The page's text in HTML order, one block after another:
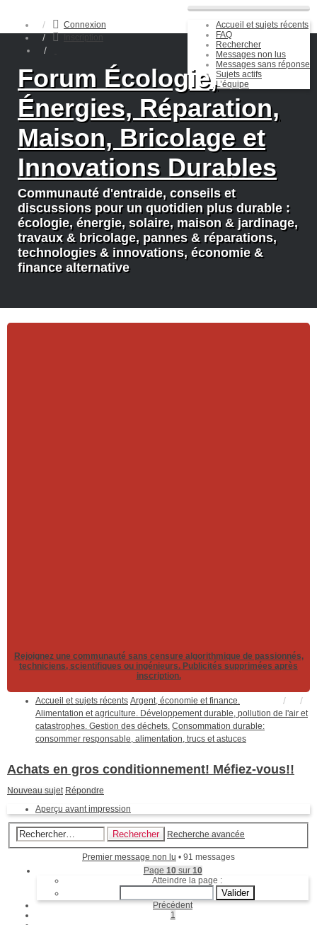
Accueil et sujets récents
FAQ
Rechercher
Messages non lus
Messages sans réponse
Sujets actifs
L’équipe
Connexion
Forum Écologie,
Énergies, Réparation,
Maison, Bricolage et
Innovations Durables
Communauté d'entraide, conseils et
discussions pour un quotidien plus durable :
écologie, énergie, solaire, maison & jardinage,
travaux & bricolage, pannes & réparations,
technologies & innovations, économie &
finance alternative
Rejoignez une communauté sans censure algorithmique de passionnés,
techniciens, scientifiques ou ingénieurs. Publicités supprimées après
inscription.
Accueil et sujets récents Argent, économie et finance.
Alimentation et agriculture. Développement durable, pollution de l'air et
catastrophes. Gestion des déchets. Consommation durable:
consommer responsable, alimentation, trucs et astuces
Achats en gros conditionnement! Méfiez-vous!!
Nouveau sujet Répondre
Aperçu avant impression
Rechercher Recherche avancée
Premier message non lu • 91 messages
Page 10sur 10
Atteindre la page :
Précédent
1